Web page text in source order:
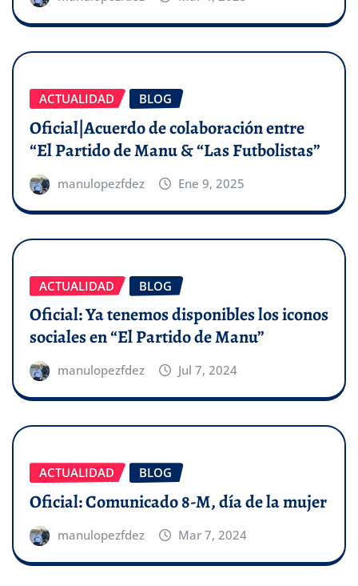
ACTUALIDAD BLOG
Oficial|Acuerdo de colaboración entre
“El Partido de Manu & “Las Futbolistas”
manulopezfdez Ene 9, 2025
ACTUALIDAD BLOG
Oficial: Ya tenemos disponibles los iconos
sociales en “El Partido de Manu”
manulopezfdez Jul 7, 2024
ACTUALIDAD BLOG
Oficial: Comunicado 8-M, día de la mujer
manulopezfdez Mar 7, 2024